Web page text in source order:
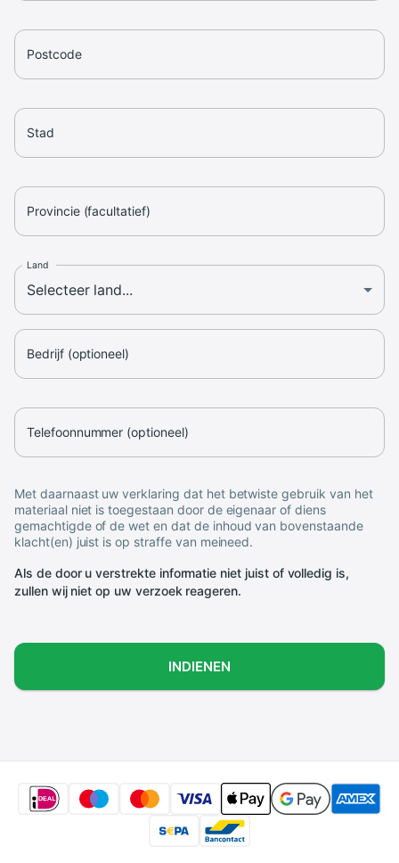
Postcode
Stad
Provincie (facultatief)
Land
Bedrijf (optioneel)
Telefoonnummer (optioneel)
Met daarnaast uw verklaring dat het betwiste gebruik van het
materiaal niet is toegestaan door de eigenaar of diens
gemachtigde of de wet en dat de inhoud van bovenstaande
klacht(en) juist is op straffe van meineed.
Als de door u verstrekte informatie niet juist of volledig is,
zullen wij niet op uw verzoek reageren.
INDIENEN